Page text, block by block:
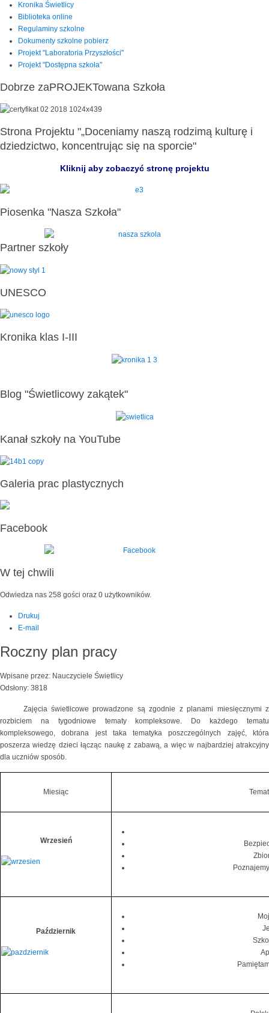
Kronika Świetlicy
Biblioteka online
Regulaminy szkolne
Dokumenty szkolne pobierz
Projekt "Laboratoria Przyszłości"
Projekt "Dostępna szkoła"
Dobrze zaPROJEKTowana Szkoła
Strona Projektu "„Doceniamy naszą rodzimą kulturę i
dziedzictwo, koncentrując się na sporcie"
Kliknij aby zobaczyć stronę projektu
Piosenka "Nasza Szkoła"
Partner szkoły
UNESCO
Kronika klas I-III
Blog "Świetlicowy zakątek"
Kanał szkoły na YouTube
Galeria prac plastycznych
Facebook
W tej chwili
Odwiedza nas 258 gości oraz 0 użytkowników.
Drukuj
E-mail
Roczny plan pracy
Wpisane przez: Nauczyciele Świetlicy
Odsłony: 3818
Zajęcia świetlicowe prowadzone są zgodnie z planami miesięcznymi z
rozbiciem na tygodniowe tematy kompleksowe. Do każdego tematu
kompleksowego, dobrana jest taka tematyka poszczególnych zajęć, która
poszerza wiedzę dzieci łącząc naukę z zabawą, a więc w najbardziej atrakcyjny
dla uczniów sposób.
Miesiąc
Wrzesień
Październik